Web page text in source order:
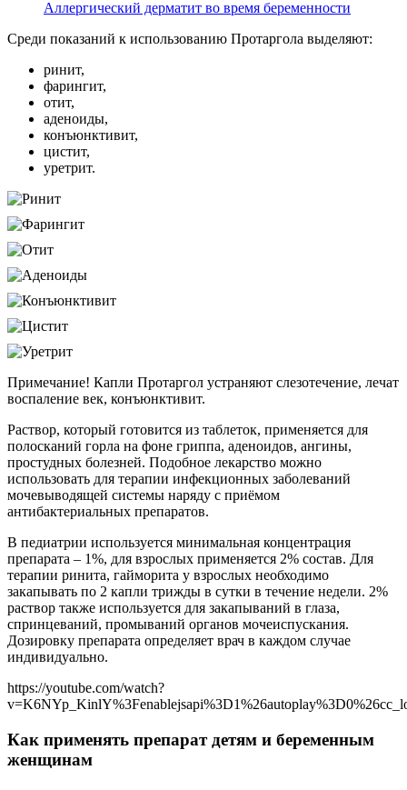
Аллергический дерматит во время беременности
Среди показаний к использованию Протаргола выделяют:
ринит,
фарингит,
отит,
аденоиды,
конъюнктивит,
цистит,
уретрит.
Примечание! Капли Протаргол устраняют слезотечение, лечат
воспаление век, конъюнктивит.
Раствор, который готовится из таблеток, применяется для
полосканий горла на фоне гриппа, аденоидов, ангины,
простудных болезней. Подобное лекарство можно
использовать для терапии инфекционных заболеваний
мочевыводящей системы наряду с приёмом
антибактериальных препаратов.
В педиатрии используется минимальная концентрация
препарата – 1%, для взрослых применяется 2% состав. Для
терапии ринита, гайморита у взрослых необходимо
закапывать по 2 капли трижды в сутки в течение недели. 2%
раствор также используется для закапываний в глаза,
спринцеваний, промываний органов мочеиспускания.
Дозировку препарата определяет врач в каждом случае
индивидуально.
https://youtube.com/watch?
Как применять препарат детям и беременным
женщинам